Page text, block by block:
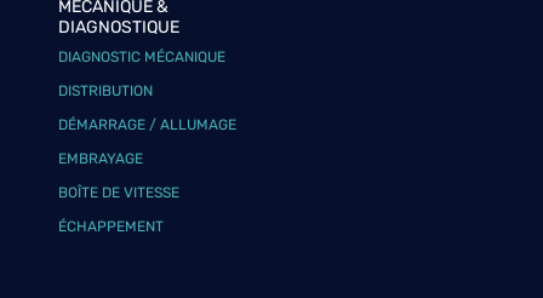
MÉCANIQUE &
DIAGNOSTIQUE
DIAGNOSTIC MÉCANIQUE
DISTRIBUTION
DÉMARRAGE / ALLUMAGE
EMBRAYAGE
BOÎTE DE VITESSE
ÉCHAPPEMENT